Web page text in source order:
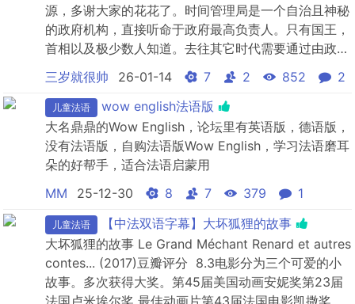
源，多谢大家的花花了。时间管理局是一个自治且神秘
的政府机构，直接听命于政府最高负责人。只有国王，
首相以及极少数人知道。去往其它时代需要通过由政府
巡逻队守卫的一道门。其目的是检查和阻止任何对过去
的侵入影响我们目前生活或相反的行为，这些行为多是
为了一己私欲而利用历史。为此，巡逻队需要去往过
去，并阻止它们的发生。
三岁就很帅 26-01-14 7 2 852 2
儿童法语
wow english法语版
大名鼎鼎的Wow English，论坛里有英语版，德语版，
没有法语版，自购法语版Wow English，学习法语磨耳
朵的好帮手，适合法语启蒙用
MM
25-12-30 8 7 379 1
儿童法语
【中法双语字幕】大坏狐狸的故事
大坏狐狸的故事 Le Grand Méchant Renard et autres
contes... (2017)豆瓣评分 8.3电影分为三个可爱的小
故事。多次获得大奖。第45届美国动画安妮奖第23届